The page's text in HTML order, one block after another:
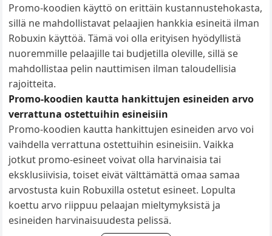
Promo-koodien käyttö on erittäin kustannustehokasta,
sillä ne mahdollistavat pelaajien hankkia esineitä ilman
Robuxin käyttöä. Tämä voi olla erityisen hyödyllistä
nuoremmille pelaajille tai budjetilla oleville, sillä se
mahdollistaa pelin nauttimisen ilman taloudellisia
rajoitteita.
Promo-koodien kautta hankittujen esineiden arvo
verrattuna ostettuihin esineisiin
Promo-koodien kautta hankittujen esineiden arvo voi
vaihdella verrattuna ostettuihin esineisiin. Vaikka
jotkut promo-esineet voivat olla harvinaisia tai
eksklusiivisia, toiset eivät välttämättä omaa samaa
arvostusta kuin Robuxilla ostetut esineet. Lopulta
koettu arvo riippuu pelaajan mieltymyksistä ja
esineiden harvinaisuudesta pelissä.